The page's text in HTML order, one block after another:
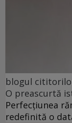
blogul
O preascurtă
Perfecțiunea
redefinită o